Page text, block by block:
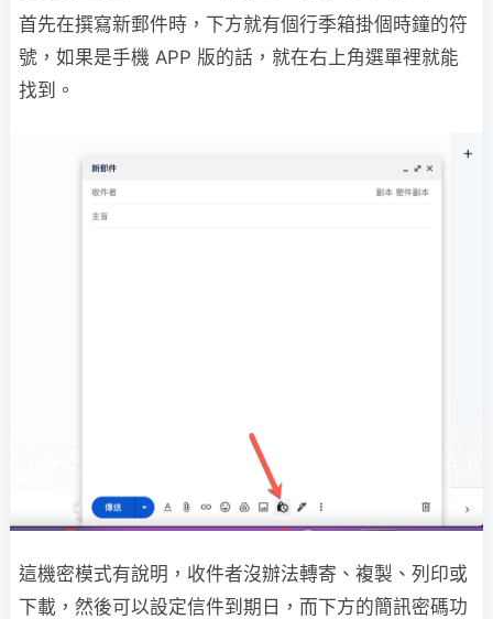
首先在撰寫新郵件時，下方就有個行季箱掛個時鐘的符
號，如果是手機 APP 版的話，就在右上角選單裡就能
找到。
這機密模式有說明，收件者沒辦法轉寄、複製、列印或
下載，然後可以設定信件到期日，而下方的簡訊密碼功